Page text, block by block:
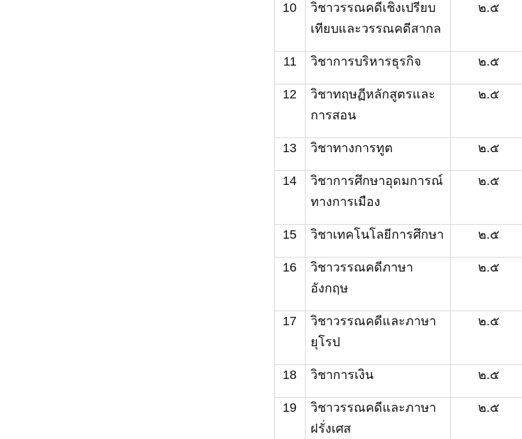
10
วิชาวรรณคดีเชิงเปรียบ
เทียบและวรรณคดีสากล
๒.๕
11 วิชาการบริหารธุรกิจ ๒.๕
12
วิชาทฤษฏีหลักสูตรและ
การสอน
๒.๕
13 วิชาทางการทูต ๒.๕
14
วิชาการศึกษาอุดมการณ์
ทางการเมือง
๒.๕
15 วิชาเทคโนโลยีการศึกษา ๒.๕
16 วิชาวรรณคดีภาษา
อังกฤษ
๒.๕
17 วิชาวรรณคดีและภาษา
ยุโรป
๒.๕
18 วิชาการเงิน ๒.๕
19 วิชาวรรณคดีและภาษา
ฝรั่งเศส
๒.๕